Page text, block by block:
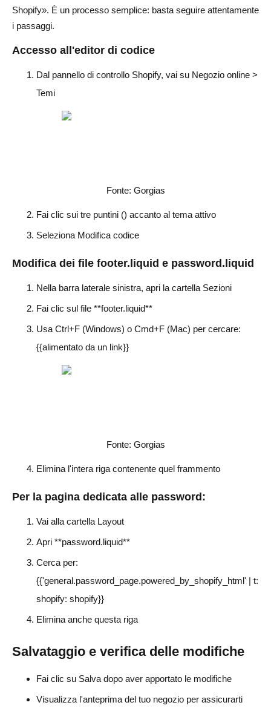
Shopify». È un processo semplice: basta seguire attentamente
i passaggi.
Accesso all'editor di codice
Dal pannello di controllo Shopify, vai su Negozio online >
Temi
Fonte: Gorgias
Fai clic sui tre puntini () accanto al tema attivo
Seleziona Modifica codice
Modifica dei file footer.liquid e password.liquid
Nella barra laterale sinistra, apri la cartella Sezioni
Fai clic sul file **footer.liquid**
Usa Ctrl+F (Windows) o Cmd+F (Mac) per cercare:
{{alimentato da un link}}
Fonte: Gorgias
Elimina l'intera riga contenente quel frammento
Per la pagina dedicata alle password:
Vai alla cartella Layout
Apri **password.liquid**
Cerca per:
{{'general.password_page.powered_by_shopify_html' | t:
shopify: shopify}}
Elimina anche questa riga
Salvataggio e verifica delle modifiche
Fai clic su Salva dopo aver apportato le modifiche
Visualizza l'anteprima del tuo negozio per assicurarti